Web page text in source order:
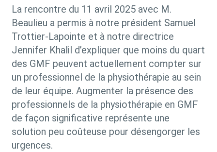
La rencontre du 11 avril 2025 avec M.
Beaulieu a permis à notre président Samuel
Trottier-Lapointe et à notre directrice
Jennifer Khalil d’expliquer que moins du quart
des GMF peuvent actuellement compter sur
un professionnel de la physiothérapie au sein
de leur équipe. Augmenter la présence des
professionnels de la physiothérapie en GMF
de façon significative représente une
solution peu coûteuse pour désengorger les
urgences.